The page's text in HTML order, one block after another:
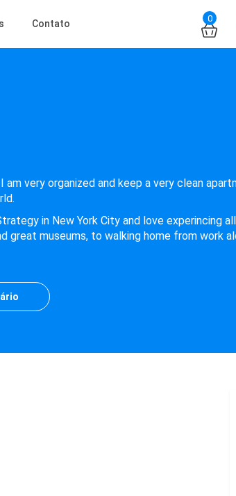
0
Contato
am very organized and keep a very clean
in New York City and love experincing
great museums, to walking home from work